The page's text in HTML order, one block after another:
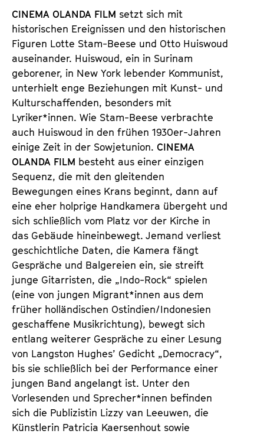
CINEMA OLANDA FILM setzt sich mit
historischen Ereignissen und den historischen
Figuren Lotte Stam-Beese und Otto Huiswoud
auseinander. Huiswoud, ein in Surinam
geborener, in New York lebender Kommunist,
unterhielt enge Beziehungen mit Kunst- und
Kulturschaffenden, besonders mit
Lyriker*innen. Wie Stam-Beese verbrachte
auch Huiswoud in den frühen 1930er-Jahren
einige Zeit in der Sowjetunion. CINEMA
OLANDA FILM besteht aus einer einzigen
Sequenz, die mit den gleitenden
Bewegungen eines Krans beginnt, dann auf
eine eher holprige Handkamera übergeht und
sich schließlich vom Platz vor der Kirche in
das Gebäude hineinbewegt. Jemand verliest
geschichtliche Daten, die Kamera fängt
Gespräche und Balgereien ein, sie streift
junge Gitarristen, die „Indo-Rock“ spielen
(eine von jungen Migrant*innen aus dem
früher holländischen Ostindien/Indonesien
geschaffene Musikrichtung), bewegt sich
entlang weiterer Gespräche zu einer Lesung
von Langston Hughes’ Gedicht „Democracy“,
bis sie schließlich bei der Performance einer
jungen Band angelangt ist. Unter den
Vorlesenden und Sprecher*innen befinden
sich die Publizistin Lizzy van Leeuwen, die
Künstlerin Patricia Kaersenhout sowie